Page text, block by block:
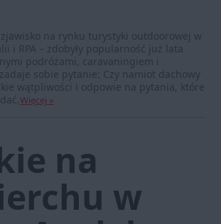
na rynku turystyki outdoorowej w
i RPA – zdobyły popularność już lata
podróżami, caravaningiem i
sobie pytanie: Czy namiot dachowy
wątpliwości i odpowie na pytania, które
Więcej »
na
w